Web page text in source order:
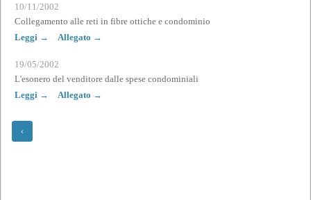
10/11/2002
Collegamento alle reti in fibre ottiche e condominio
Leggi →
Allegato →
19/05/2002
L'esonero del venditore dalle spese condominiali
Leggi →
Allegato →